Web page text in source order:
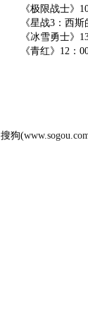
《极限战士》10
《星战3：西斯的
《冰雪勇士》13
《青红》12：00
搜狗(